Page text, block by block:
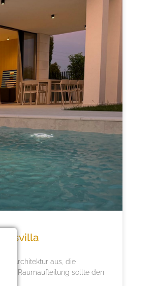
Architektur aus, die
Die Raumaufteilung sollte den